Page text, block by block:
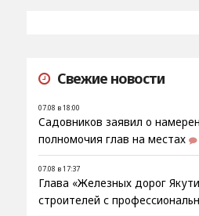
Свежие новости
07.08 в 18:00
Садовников заявил о
полномочия глав на местах
07.08 в 17:37
Глава «Железных дорог
строителей с